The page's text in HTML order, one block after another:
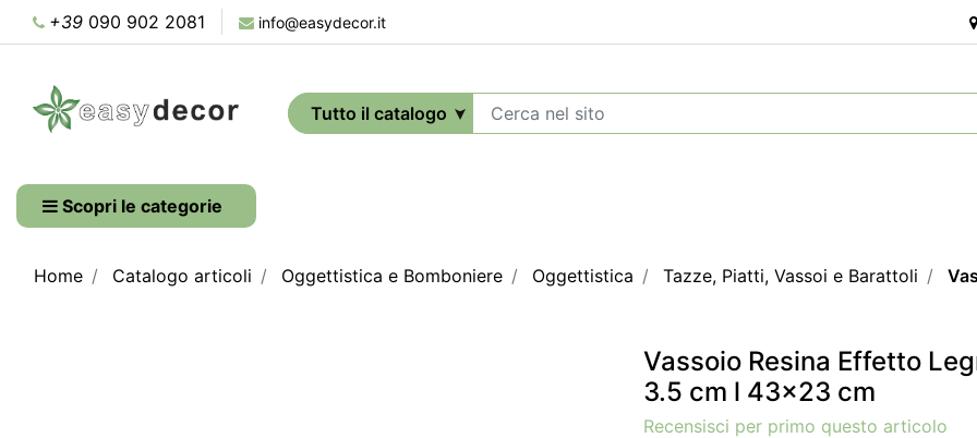
+39 090 902 2081 info@easydecor.it
Scopri le categorie
Home Catalogo articoli Oggettistica e Bomboniere Oggettistica Tazze, Piatti, Vassoi e Barattoli
Vassoio Resina Effetto
3.5 cm l 43x23 cm
Recensisci per primo questo articolo